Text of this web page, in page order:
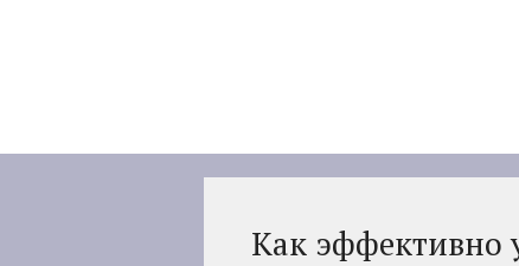
Как эффективно